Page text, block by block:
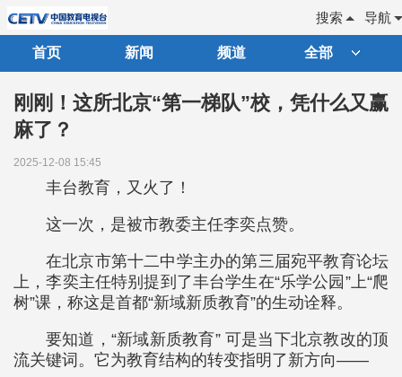
导航
搜索
首页 新闻 频道 全部
刚刚！这所北京“第一梯队”校，凭什么又赢
麻了？
2025-12-08 15:45
丰台教育，又火了！
这一次，是被市教委主任李奕点赞。
在北京市第十二中学主办的第三届宛平教育论坛
上，李奕主任特别提到了丰台学生在“乐学公园”上“爬
树”课，称这是首都“新域新质教育”的生动诠释。
要知道，“新域新质教育” 可是当下北京教改的顶
流关键词。它为教育结构的转变指明了新方向——